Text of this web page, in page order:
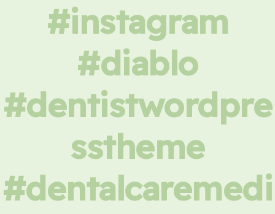
#instagram
#diablo
#dentistwordpre
sstheme
#dentalcaremedi